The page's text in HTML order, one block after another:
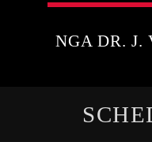
NGA DR. J.